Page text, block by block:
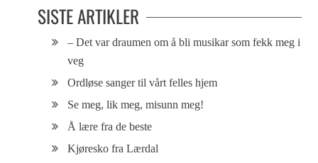
SISTE ARTIKLER
– Det var draumen om å bli musikar som fekk meg i
veg
Ordløse sanger til vårt felles hjem
Se meg, lik meg, misunn meg!
Å lære fra de beste
Kjøresko fra Lærdal